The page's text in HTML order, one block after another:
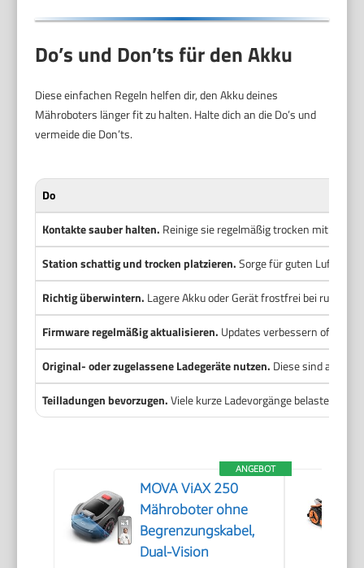
Do’s und Don’ts für den Akku
Diese einfachen Regeln helfen dir, den Akku deines
Mähroboters länger fit zu halten. Halte dich an die Do’s und
vermeide die Don’ts.
Do
Kontakte sauber halten. Reinige sie regelmäßig trocken mit einem
Station schattig und trocken platzieren.Sorge für guten
Richtig überwintern. Lagere Akku oder Gerät frostfrei bei rund
Firmware regelmäßig aktualisieren. Updates verbessern oft das
Original- oder zugelassene Ladegeräte nutzen. Diese sind auf
Teilladungen bevorzugen.Viele kurze Ladevorgänge belasten
ANGEBOT
MOVA ViAX 250
Mähroboter ohne
Begrenzungskabel,
Dual-Vision